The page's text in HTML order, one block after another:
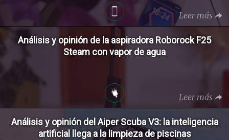
Leer más
Análisis y opinión de la aspiradora Roborock F25
Steam con vapor de agua
Leer más
Análisis y opinión del Aiper Scuba V3: la inteligencia
artificial llega a la limpieza de piscinas